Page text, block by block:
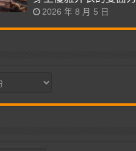
2026 年 8 月 5 日